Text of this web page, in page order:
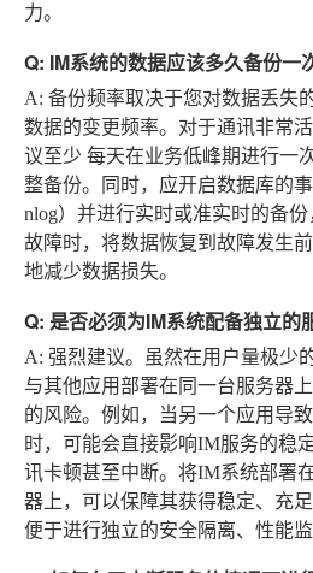
力。
Q: IM系统的数据应该多久备份一
A: 备份频率取决于您对数据丢失
数据的变更频率。对于通讯非常
议至少 每天在业务低峰期进行一
整备份。同时，应开启数据库的
nlog）并进行实时或准实时的备
故障时，将数据恢复到故障发生
地减少数据损失。
Q: 是否必须为IM系统配备独立的
A: 强烈建议。虽然在用户量极少
与其他应用部署在同一台服务器
的风险。例如，当另一个应用导
时，可能会直接影响IM服务的稳
讯卡顿甚至中断。将IM系统部署
器上，可以保障其获得稳定、充
便于进行独立的安全隔离、性能监